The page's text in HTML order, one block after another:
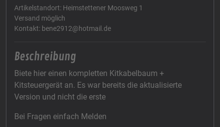
Artikelstandort: Heimstettener Moosweg 1
Versand möglich
Kontakt: bene2912@hotmail.de
Beschreibung
Biete hier einen kompletten Kitkabelbaum +
Kitsteuergerät an. Es war bereits die aktualisierte
Version und nicht die erste
Bei Fragen einfach Melden